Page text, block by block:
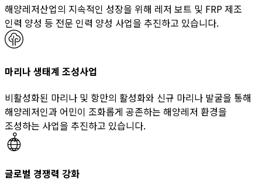
해양레저산업의 지속적인 성장을 위해 레저 보트 및 FRP 제조
인력 양성 등 전문 인력 양성 사업을 추진하고 있습니다.
마리나 생태계 조성사업
비활성화된 마리나 및 항만의 활성화와 신규 마리나 발굴을 통해
해양레저인과 어민이 조화롭게 공존하는 해양레저 환경을
조성하는 사업을 추진하고 있습니다.
글로벌 경쟁력 강화